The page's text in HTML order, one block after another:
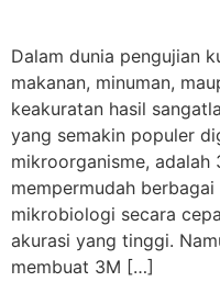
Dalam dunia pengujian
makanan, minuman,
keakuratan hasil
yang semakin populer
mikroorganisme,
mempermudah
mikrobiologi secara
akurasi yang tinggi.
membuat 3M […]